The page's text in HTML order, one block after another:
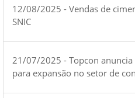
12/08/2025 - Vendas de
SNIC
21/07/2025 - Topcon anuncia
para expansão no setor de